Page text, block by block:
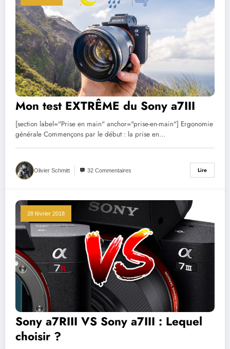
Mon test EXTRÊME du Sony a7III
[section label="Prise en main" anchor="prise-en-main"] Ergonomie
générale Commençons par le début : la prise en…
Olivier Schmitt 32 Commentaires Lire
28 février 2018
Sony a7RIII VS Sony a7III : Lequel
choisir ?